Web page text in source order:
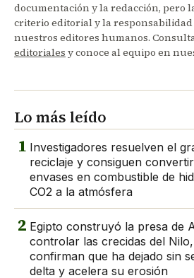
documentación y la redacción, pero
criterio editorial y la
nuestros editores humanos.
editoriales y conoce al equipo en
Lo más leído
1 Investigadores resuelven el
reciclaje y consiguen
envases en combustible de
CO2 a la atmósfera
2 Egipto construyó la presa de
controlar las crecidas del
confirman que ha dejado sin
delta y acelera su erosión